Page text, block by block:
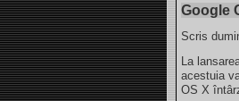
Google
Scris
La
acestuia
OS X